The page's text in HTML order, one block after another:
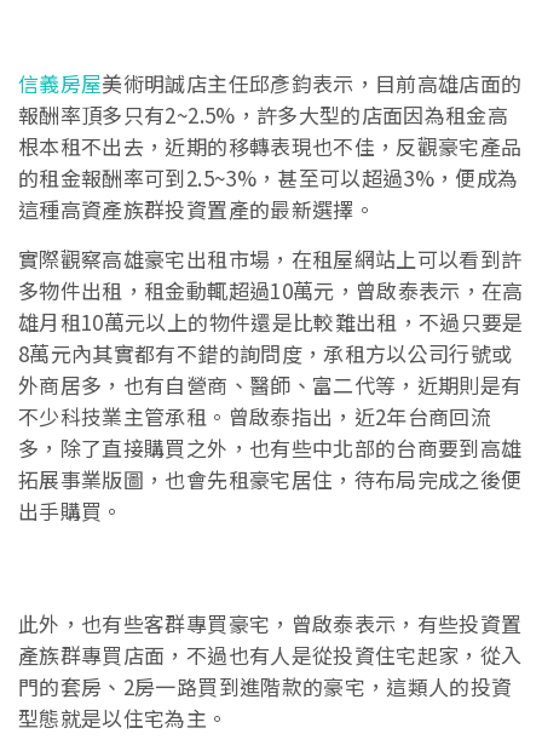
信義房屋美術明誠店主任邱彥鈞表示，目前高雄店面的
報酬率頂多只有2~2.5%，許多大型的店面因為租金高
根本租不出去，近期的移轉表現也不佳，反觀豪宅產品
的租金報酬率可到2.5~3%，甚至可以超過3%，便成為
這種高資產族群投資置產的最新選擇。
實際觀察高雄豪宅出租市場，在租屋網站上可以看到許
多物件出租，租金動輒超過10萬元，曾啟泰表示，在高
雄月租10萬元以上的物件還是比較難出租，不過只要是
8萬元內其實都有不錯的詢問度，承租方以公司行號或
外商居多，也有自營商、醫師、富二代等，近期則是有
不少科技業主管承租。曾啟泰指出，近2年台商回流
多，除了直接購買之外，也有些中北部的台商要到高雄
拓展事業版圖，也會先租豪宅居住，待布局完成之後便
出手購買。
此外，也有些客群專買豪宅，曾啟泰表示，有些投資置
產族群專買店面，不過也有人是從投資住宅起家，從入
門的套房、2房一路買到進階款的豪宅，這類人的投資
型態就是以住宅為主。